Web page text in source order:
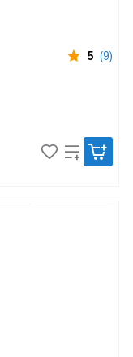
5 (9)